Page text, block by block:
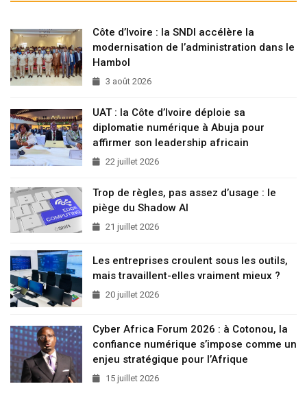
Côte d’Ivoire : la SNDI accélère la
modernisation de l’administration dans le
Hambol
3 août 2026
UAT : la Côte d’Ivoire déploie sa
diplomatie numérique à Abuja pour
affirmer son leadership africain
22 juillet 2026
Trop de règles, pas assez d’usage : le
piège du Shadow AI
21 juillet 2026
Les entreprises croulent sous les outils,
mais travaillent-elles vraiment mieux ?
20 juillet 2026
Cyber Africa Forum 2026 : à Cotonou, la
confiance numérique s’impose comme un
enjeu stratégique pour l’Afrique
15 juillet 2026